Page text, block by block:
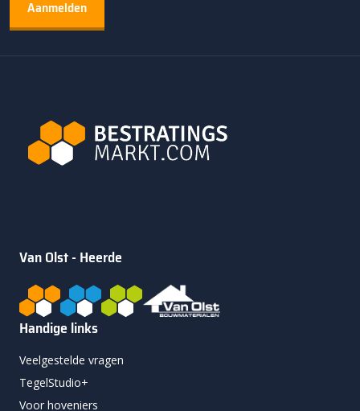
Van Olst - Heerde
Handige links
Veelgestelde vragen
TegelStudio+
Voor hoveniers